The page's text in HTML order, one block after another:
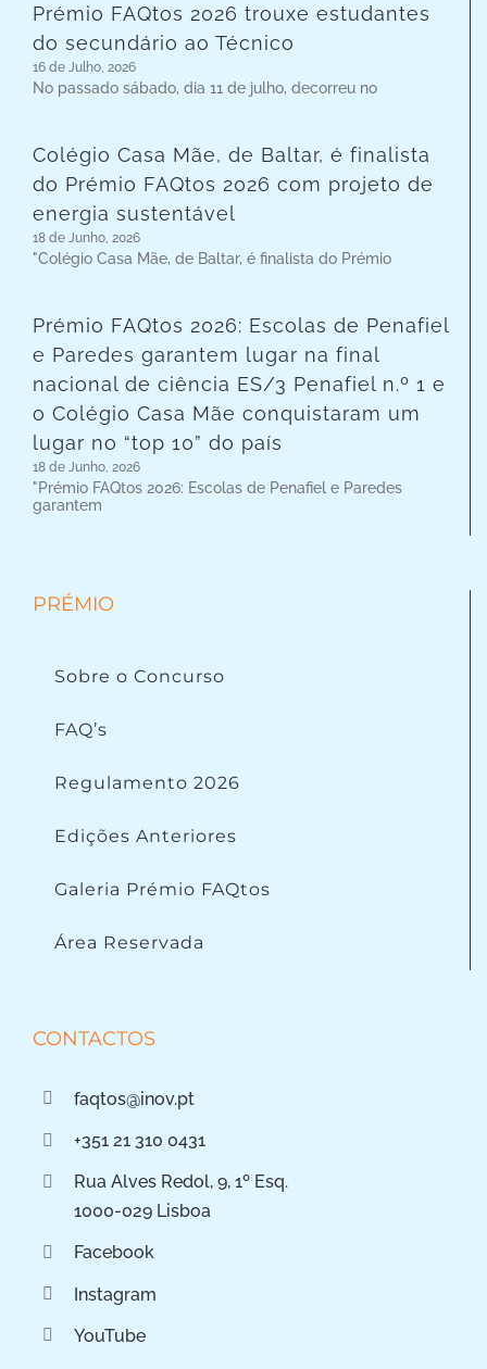
Prémio FAQtos 2026 trouxe estudantes
do secundário ao Técnico
16 de Julho, 2026
No passado sábado, dia 11 de julho, decorreu no
Colégio Casa Mãe, de Baltar, é finalista
do Prémio FAQtos 2026 com projeto de
energia sustentável
18 de Junho, 2026
"Colégio Casa Mãe, de Baltar, é finalista do Prémio
Prémio FAQtos 2026: Escolas de Penafiel
e Paredes garantem lugar na final
nacional de ciência ES/3 Penafiel n.º 1 e
o Colégio Casa Mãe conquistaram um
lugar no “top 10” do país
18 de Junho, 2026
"Prémio FAQtos 2026: Escolas de Penafiel e Paredes
garantem
PRÉMIO
Sobre o Concurso
FAQ’s
Regulamento 2026
Edições Anteriores
Galeria Prémio FAQtos
Área Reservada
CONTACTOS
faqtos@inov.pt
+351 21 310 0431
Rua Alves Redol, 9, 1º Esq.
1000-029 Lisboa
Facebook
Instagram
YouTube